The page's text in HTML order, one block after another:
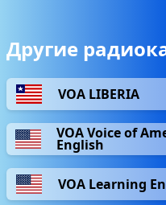
Другие
VOA LIBERIA
VOA Voice of
English
VOA Learning